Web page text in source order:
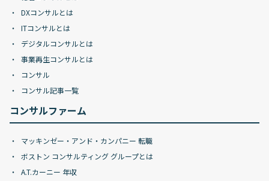
DXコンサルとは
ITコンサルとは
デジタルコンサルとは
事業再生コンサルとは
コンサル
コンサル記事一覧
コンサルファーム
マッキンゼー・アンド・カンパニー 転職
ボストン コンサルティング グループとは
A.T.カーニー 年収